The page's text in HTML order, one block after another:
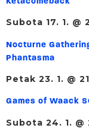
Subota 17. 1. @
Nocturne
Phantasma
Petak 23. 1. @
Games of Waack
Subota 24. 1. @